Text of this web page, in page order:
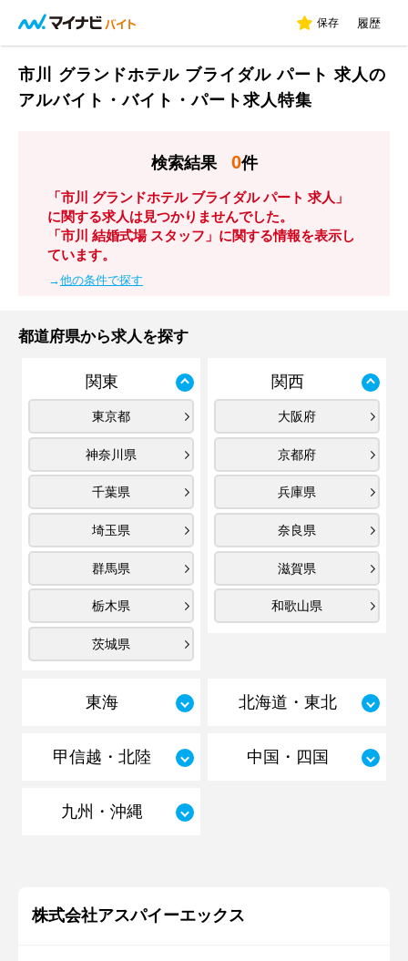
保存 履歴
市川 グランドホテル ブライダル パート 求人の
アルバイト・バイト・パート求人特集
検索結果 0件
「市川 グランドホテル ブライダル パート 求人」
に関する求人は見つかりませんでした。
「市川 結婚式場 スタッフ」に関する情報を表示し
ています。
→他の条件で探す
都道府県から求人を探す
関東
東京都
神奈川県
千葉県
埼玉県
群馬県
栃木県
茨城県
関西
大阪府
京都府
兵庫県
奈良県
滋賀県
和歌山県
東海 北海道・東北
甲信越・北陸 中国・四国
九州・沖縄
株式会社アスパイーエックス